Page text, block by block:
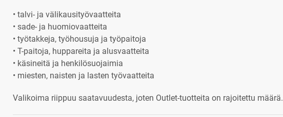
• talvi- ja välikausityövaatteita
• sade- ja huomiovaatteita
• työtakkeja, työhousuja ja työpaitoja
• T-paitoja, huppareita ja alusvaatteita
• käsineitä ja henkilösuojaimia
• miesten, naisten ja lasten työvaatteita
Valikoima riippuu saatavuudesta, joten Outlet-tuotteita on rajoitettu määrä.